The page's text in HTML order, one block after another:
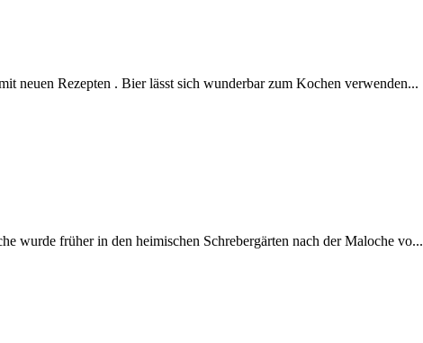
neuen Rezepten . Bier lässt sich wunderbar zum Kochen verwenden...
wurde früher in den heimischen Schrebergärten nach der Maloche vo...